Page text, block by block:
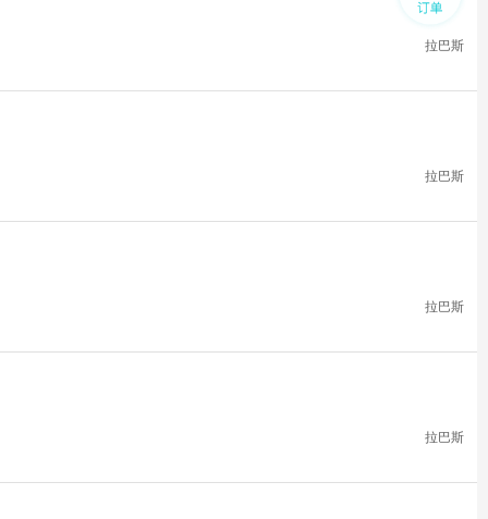
拉巴斯
拉巴斯
拉巴斯
拉巴斯